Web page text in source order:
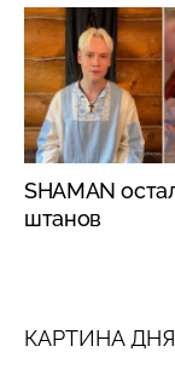
SHAMAN
штанов
КАРТИНА ДНЯ